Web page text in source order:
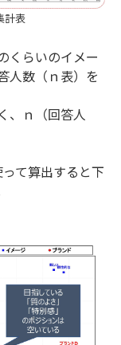
計表
くらいのイメー
人数（ｎ表）を
、ｎ（回答人
て算出すると下